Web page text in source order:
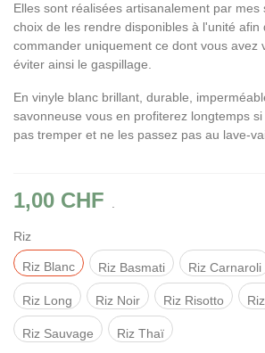
Elles sont réalisées artisanalement par mes
choix de les rendre disponibles à l'unité afin
commander uniquement ce dont vous avez
éviter ainsi le gaspillage.
En vinyle blanc brillant, durable,
savonneuse vous en profiterez longtemps
pas tremper et ne les passez pas au lave-
1,00 CHF
Riz
Riz Blanc Riz Basmati Riz Carnaroli
Riz Long Riz Noir Riz Risotto
Riz Sauvage Riz Thaï